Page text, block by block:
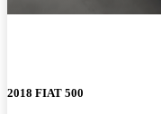
2018 FIAT 500